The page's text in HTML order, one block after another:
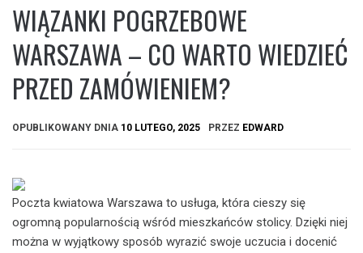
WIĄZANKI POGRZEBOWE
WARSZAWA – CO WARTO WIEDZIEĆ
PRZED ZAMÓWIENIEM?
OPUBLIKOWANY DNIA 10 LUTEGO, 2025 PRZEZ EDWARD
Poczta kwiatowa Warszawa to usługa, która cieszy się
ogromną popularnością wśród mieszkańców stolicy. Dzięki niej
można w wyjątkowy sposób wyrazić swoje uczucia i docenić